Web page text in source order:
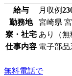
給与 月収例
勤務地
宮崎県
寮・社宅 あり（無
仕事内容 電子部品
無料電話で